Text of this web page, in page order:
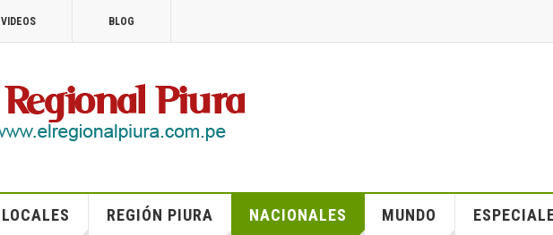
VIDEOS BLOG
LOCALES REGIÓN PIURA NACIONALES MUNDO